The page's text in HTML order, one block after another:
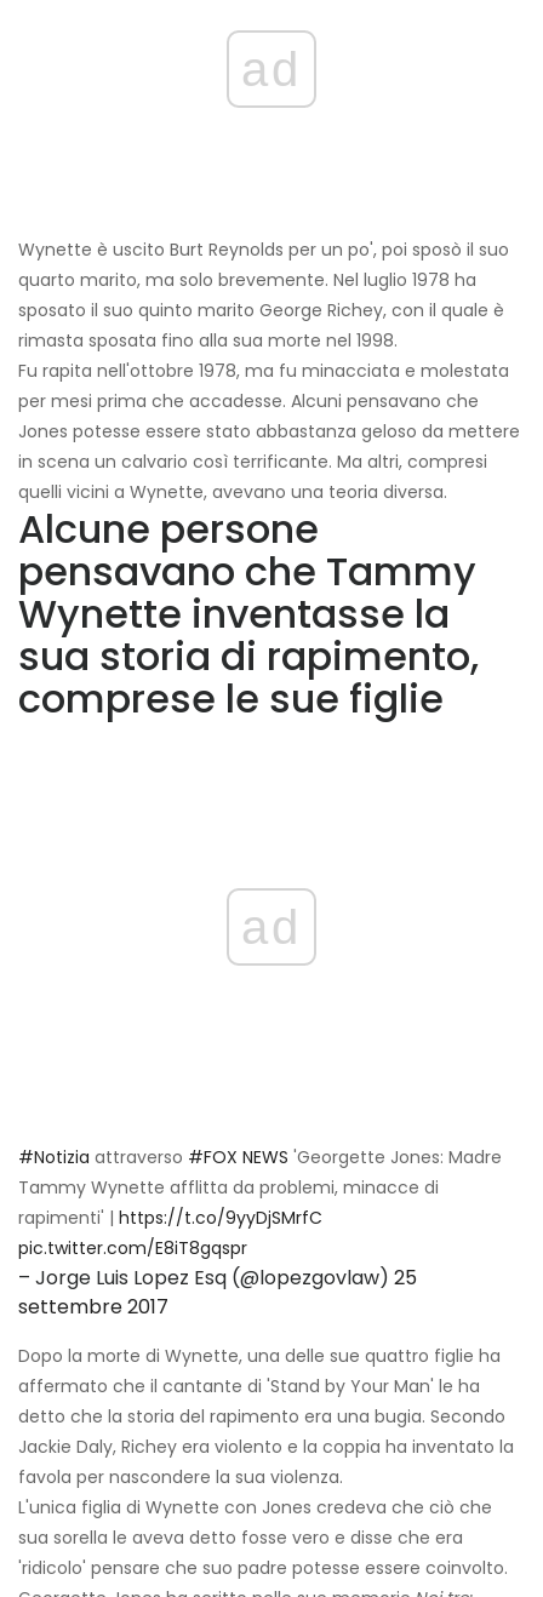
ad
Wynette è uscito Burt Reynolds per un po', poi sposò il suo
quarto marito, ma solo brevemente. Nel luglio 1978 ha
sposato il suo quinto marito George Richey, con il quale è
rimasta sposata fino alla sua morte nel 1998.
Fu rapita nell'ottobre 1978, ma fu minacciata e molestata
per mesi prima che accadesse. Alcuni pensavano che
Jones potesse essere stato abbastanza geloso da mettere
in scena un calvario così terrificante. Ma altri, compresi
quelli vicini a Wynette, avevano una teoria diversa.
Alcune persone
pensavano che Tammy
Wynette inventasse la
sua storia di rapimento,
comprese le sue figlie
ad
#Notizia attraverso #FOX NEWS 'Georgette Jones: Madre
Tammy Wynette afflitta da problemi, minacce di
rapimenti' | https://t.co/9yyDjSMrfC
pic.twitter.com/E8iT8gqspr
– Jorge Luis Lopez Esq (@lopezgovlaw) 25
settembre 2017
Dopo la morte di Wynette, una delle sue quattro figlie ha
affermato che il cantante di 'Stand by Your Man' le ha
detto che la storia del rapimento era una bugia. Secondo
Jackie Daly, Richey era violento e la coppia ha inventato la
favola per nascondere la sua violenza.
L'unica figlia di Wynette con Jones credeva che ciò che
sua sorella le aveva detto fosse vero e disse che era
'ridicolo' pensare che suo padre potesse essere coinvolto.